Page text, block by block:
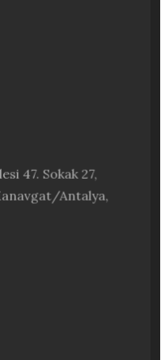
47. Sokak 27,
Antalya,